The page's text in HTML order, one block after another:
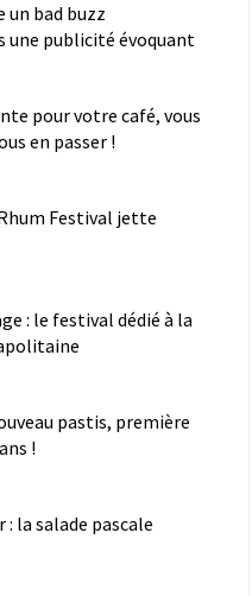
un bad buzz
une publicité évoquant
pour votre café, vous
en passer !
Festival jette
: le festival dédié à la
pastis, première
!
la salade pascale